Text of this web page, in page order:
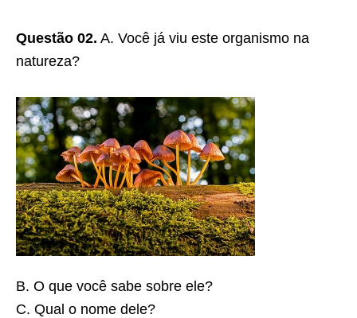
Questão 02. A. Você já viu este organismo na
natureza?
B. O que você sabe sobre ele?
C. Qual o nome dele?